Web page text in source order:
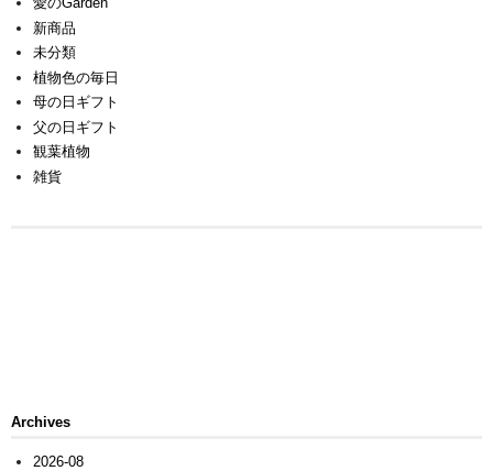
新商品
未分類
植物色の毎日
母の日ギフト
父の日ギフト
観葉植物
雑貨
Archives
2026-08